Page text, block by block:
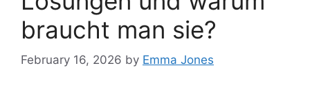
braucht man sie?
February 16, 2026 by Emma Jones